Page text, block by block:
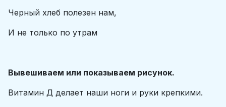
Черный хлеб полезен нам,
И не только по утрам
Вывешиваем или показываем рисунок.
Витамин Д делает наши ноги и руки крепкими.